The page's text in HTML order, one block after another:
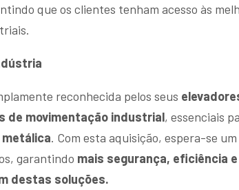
que os clientes tenham acesso às
reconhecida pelos seus
de movimentação industrial, essenciais
. Com esta aquisição, espera-se
garantindo mais segurança, eficiência
destas soluções.